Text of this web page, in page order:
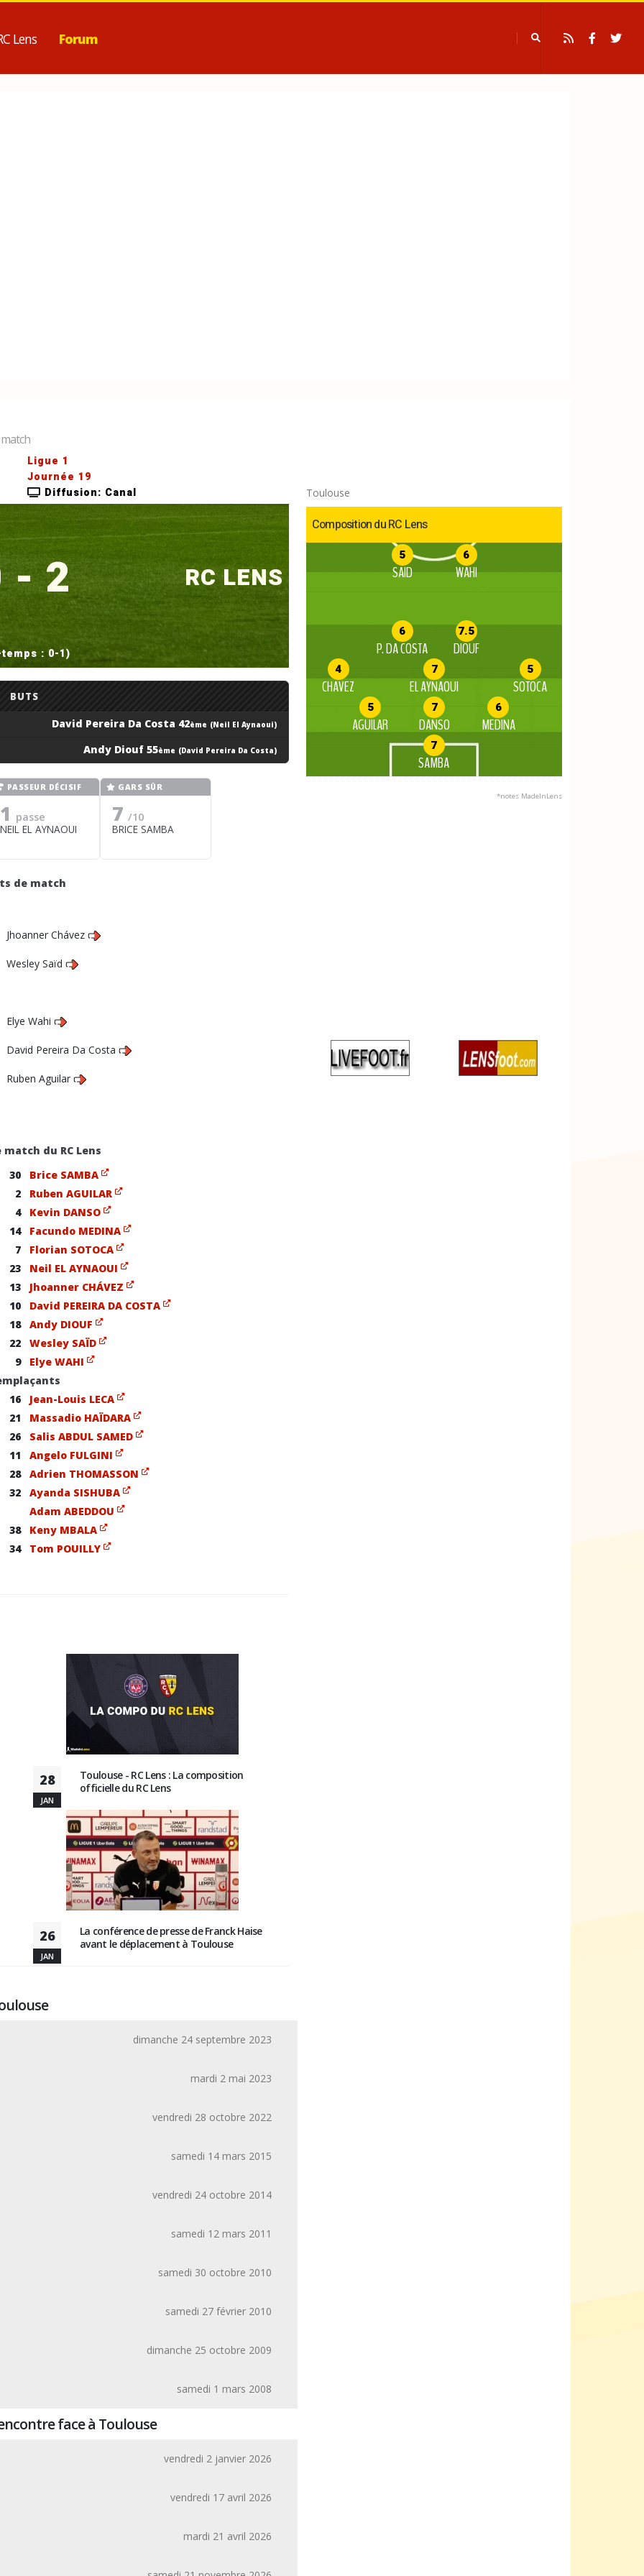
Lens Forum
Ligue 1
Journée 19
Diffusion: Canal
- 2 RC LENS
: 0-1)
BUTS
David Pereira Da Costa 42ème (Neil El Aynaoui)
Andy Diouf 55ème (David Pereira Da Costa)
PASSEUR DÉCISIF
1 passe
NEIL EL AYNAOUI
GARS SÛR
7 /10
BRICE SAMBA
de match
Jhoanner Chávez
Wesley Saïd
Elye Wahi
David Pereira Da Costa
Ruben Aguilar
du RC Lens
30
Brice SAMBA
2
Ruben AGUILAR
4
Kevin DANSO
14
Facundo MEDINA
7
Florian SOTOCA
23
Neil EL AYNAOUI
13
Jhoanner CHÁVEZ
10
David PEREIRA DA COSTA
18
Andy DIOUF
22
Wesley SAÏD
9
Elye WAHI
16
Jean-Louis LECA
21
Massadio HAÏDARA
26
Salis ABDUL SAMED
11
Angelo FULGINI
28
Adrien THOMASSON
32
Ayanda SISHUBA
Adam ABEDDOU
38
Keny MBALA
34
Tom POUILLY
28
JAN
Toulouse - RC Lens : La composition
officielle du RC Lens
26
JAN
La conférence de presse de Franck Haise
avant le déplacement à Toulouse
dimanche 24 septembre 2023
mardi 2 mai 2023
vendredi 28 octobre 2022
samedi 14 mars 2015
vendredi 24 octobre 2014
samedi 12 mars 2011
samedi 30 octobre 2010
samedi 27 février 2010
dimanche 25 octobre 2009
samedi 1 mars 2008
face à Toulouse
vendredi 2 janvier 2026
vendredi 17 avril 2026
mardi 21 avril 2026
Toulouse
Composition du RC Lens
5
SAID
6
WAHI
6
P. DA COSTA
7.5
DIOUF
4
CHAVEZ
7
EL AYNAOUI
5
SOTOCA
5
AGUILAR
7
DANSO
6
MEDINA
7
SAMBA
*notes MadeInLens